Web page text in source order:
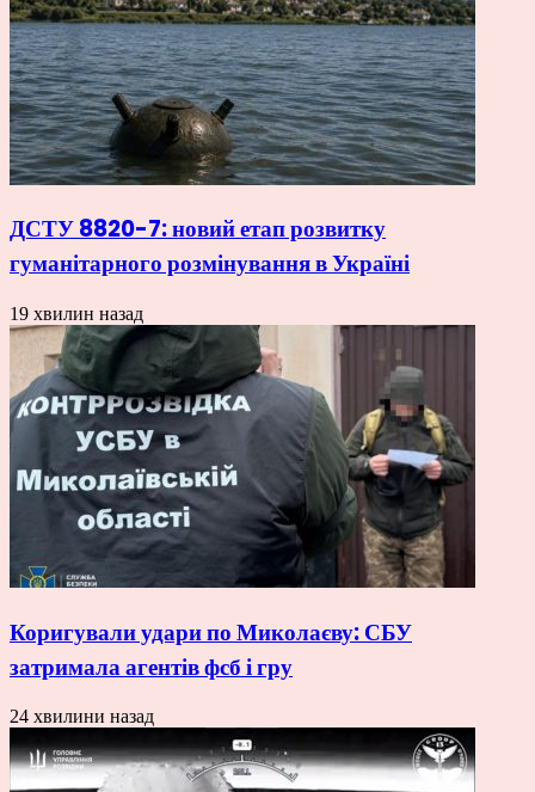
ДСТУ 8820-7: новий етап розвитку
гуманітарного розмінування в Україні
19 хвилин назад
Коригували удари по Миколаєву: СБУ
затримала агентів фсб і гру
24 хвилини назад